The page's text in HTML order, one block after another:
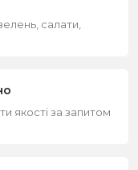
салати,
якості за запитом